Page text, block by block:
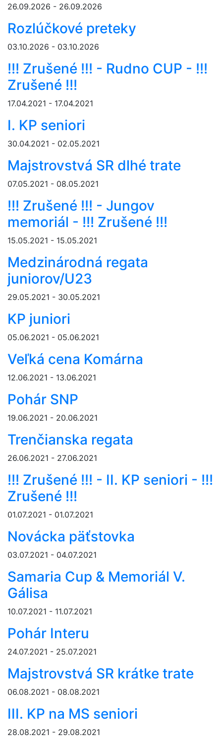
26.09.2026 - 26.09.2026
Rozlúčkové preteky
03.10.2026 - 03.10.2026
!!! Zrušené !!! - Rudno CUP - !!!
Zrušené !!!
17.04.2021 - 17.04.2021
I. KP seniori
30.04.2021 - 02.05.2021
Majstrovstvá SR dlhé trate
07.05.2021 - 08.05.2021
!!! Zrušené !!! - Jungov
memoriál - !!! Zrušené !!!
15.05.2021 - 15.05.2021
Medzinárodná regata
juniorov/U23
29.05.2021 - 30.05.2021
KP juniori
05.06.2021 - 05.06.2021
Veľká cena Komárna
12.06.2021 - 13.06.2021
Pohár SNP
19.06.2021 - 20.06.2021
Trenčianska regata
26.06.2021 - 27.06.2021
!!! Zrušené !!! - II. KP seniori - !!!
Zrušené !!!
01.07.2021 - 01.07.2021
Novácka päťstovka
03.07.2021 - 04.07.2021
Samaria Cup & Memoriál V.
Gálisa
10.07.2021 - 11.07.2021
Pohár Interu
24.07.2021 - 25.07.2021
Majstrovstvá SR krátke trate
06.08.2021 - 08.08.2021
III. KP na MS seniori
28.08.2021 - 29.08.2021